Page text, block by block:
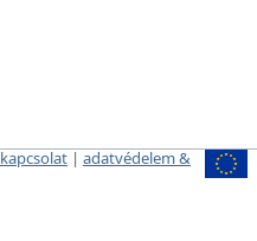
kapcsolat | adatvédelem &